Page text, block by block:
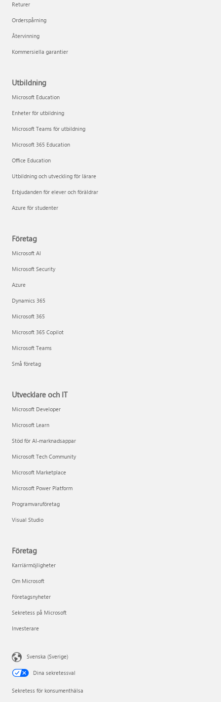
Returer
Orderspårning
Återvinning
Kommersiella garantier
Utbildning
Microsoft Education
Enheter för utbildning
Microsoft Teams för utbildning
Microsoft 365 Education
Office Education
Utbildning och utveckling för lärare
Erbjudanden för elever och föräldrar
Azure för studenter
Företag
Microsoft AI
Microsoft Security
Azure
Dynamics 365
Microsoft 365
Microsoft 365 Copilot
Microsoft Teams
Små företag
Utvecklare och IT
Microsoft Developer
Microsoft Learn
Stöd för AI-marknadsappar
Microsoft Tech Community
Microsoft Marketplace
Microsoft Power Platform
Programvaruföretag
Visual Studio
Företag
Karriärmöjligheter
Om Microsoft
Företagsnyheter
Sekretess på Microsoft
Investerare
Svenska (Sverige)
Dina sekretessval
Sekretess för konsumenthälsa